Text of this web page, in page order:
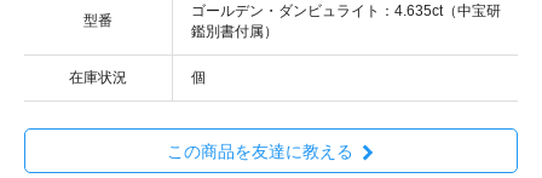
型番
ゴールデン・ダンビュライト：4.635ct（中宝研
鑑別書付属）
在庫状況 個
この商品を友達に教える